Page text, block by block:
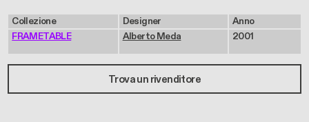
Collezione
FRAMETABLE
Designer
Alberto Meda
Anno
2001
Trova un rivenditore